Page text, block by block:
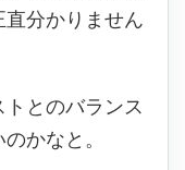
分かりません
とのバランス
かなと。